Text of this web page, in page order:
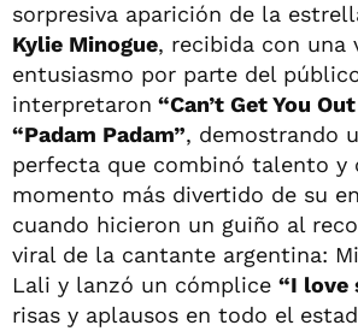
sorpresiva aparición de la
Kylie Minogue, recibida con una
entusiasmo por parte del
interpretaron “Can’t Get You
“Padam Padam”, demostrando
perfecta que combinó talento y
momento más divertido de su
cuando hicieron un guiño al
viral de la cantante argentina:
Lali y lanzó un cómplice “I love
risas y aplausos en todo el